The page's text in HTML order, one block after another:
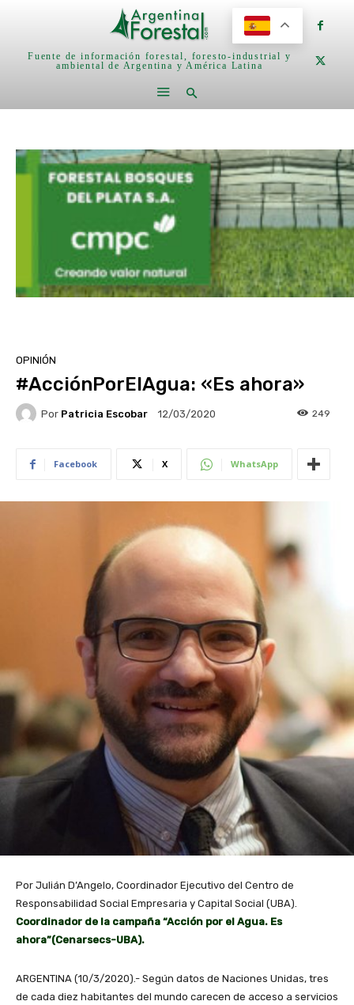
Fuente de información forestal, foresto-industrial y
ambiental de Argentina y América Latina
OPINIÓN
#AcciónPorElAgua: «Es ahora»
Por Patricia Escobar 12/03/2020 249
Facebook X WhatsApp
Por Julián D’Angelo, Coordinador Ejecutivo del Centro de
Responsabilidad Social Empresaria y Capital Social (UBA).
Coordinador de la campaña “Acción por el Agua. Es
ahora”(Cenarsecs-UBA).
ARGENTINA (10/3/2020).- Según datos de Naciones Unidas, tres
de cada diez habitantes del mundo carecen de acceso a servicios